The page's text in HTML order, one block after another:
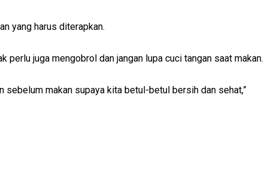
yang harus diterapkan.
juga mengobrol dan jangan lupa cuci tangan saat makan.
sebelum makan supaya kita betul-betul bersih dan sehat,”